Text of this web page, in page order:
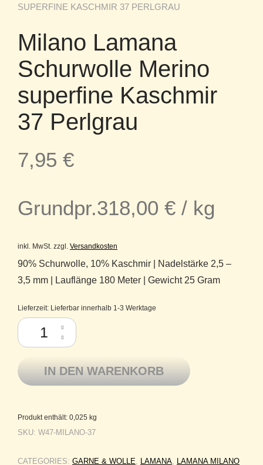
SUPERFINE KASCHMIR 37 PERLGRAU
Milano Lamana
Schurwolle Merino
superfine Kaschmir
37 Perlgrau
7,95 €
Grundpr.318,00 € / kg
inkl. MwSt. zzgl. Versandkosten
90% Schurwolle, 10% Kaschmir | Nadelstärke 2,5 –
3,5 mm | Lauflänge 180 Meter | Gewicht 25 Gram
Lieferzeit: Lieferbar innerhalb 1-3 Werktage
Milano Lamana Schurwolle Merino superfine Kaschmir 37 Perlgrau
IN DEN WARENKORB
Produkt enthält: 0,025 kg
SKU: W47-MILANO-37
CATEGORIES: GARNE & WOLLE, LAMANA, LAMANA MILANO